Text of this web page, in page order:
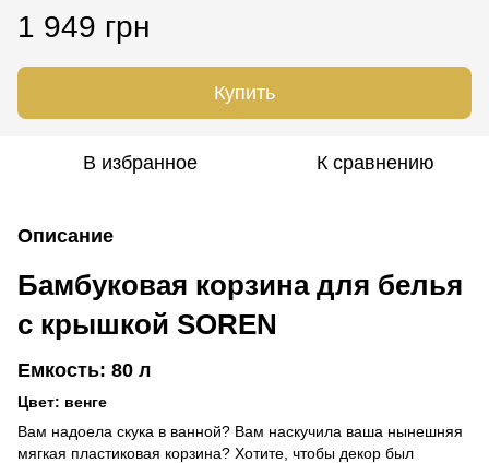
1 949 грн
Купить
В избранное К сравнению
Описание
Бамбуковая корзина для белья
с крышкой SOREN
Емкость: 80 л
Цвет: венге
Вам надоела скука в ванной? Вам наскучила ваша нынешняя
мягкая пластиковая корзина? Хотите, чтобы декор был